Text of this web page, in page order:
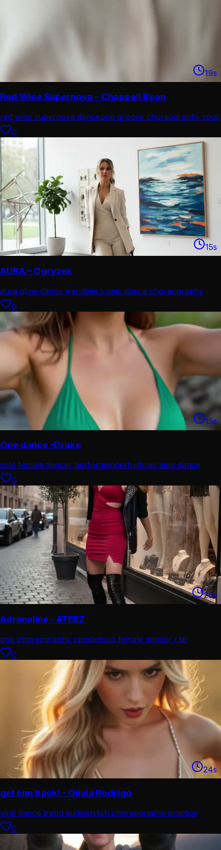
19s
Red Wine Supernova – Chappell Roan
red wine supernova dancepop groove choreography routi
0
15s
AURA – Ogryzek
aura glow dance trendelectronic dance choreography
0
15s
One dance -Drake
solo female dancer performancerhythmic step dance
routine
0
20s
Adrenaline - ATEEZ
pop choreography combosolo female dancer clip
0
24s
get him back! - Olivia Rodrigo
viral dance trend audiostylish choreography practice
0